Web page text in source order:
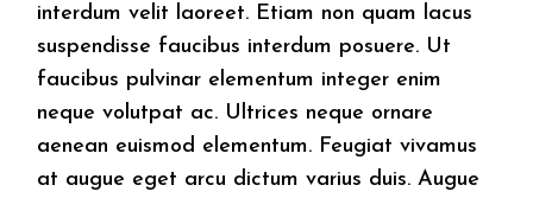
interdum velit laoreet. Etiam non quam lacus
suspendisse faucibus interdum posuere. Ut
faucibus pulvinar elementum integer enim
neque volutpat ac. Ultrices neque ornare
aenean euismod elementum. Feugiat vivamus
at augue eget arcu dictum varius duis. Augue